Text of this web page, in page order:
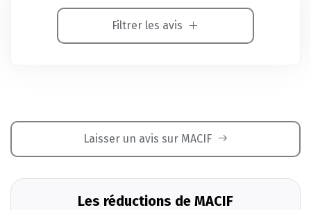
Filtrer les avis
Laisser un avis sur MACIF
Les réductions de MACIF